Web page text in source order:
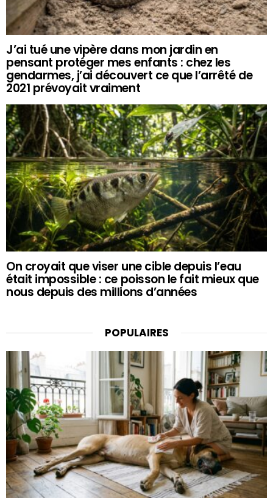
J’ai tué une vipère dans mon jardin en
pensant protéger mes enfants : chez les
gendarmes, j’ai découvert ce que l’arrêté de
2021 prévoyait vraiment
On croyait que viser une cible depuis l’eau
était impossible : ce poisson le fait mieux que
nous depuis des millions d’années
POPULAIRES